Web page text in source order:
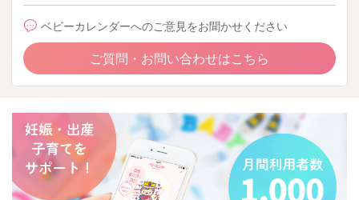
ベビーカレンダーへのご意見をお聞かせください
ご質問・お問い合わせはこちら